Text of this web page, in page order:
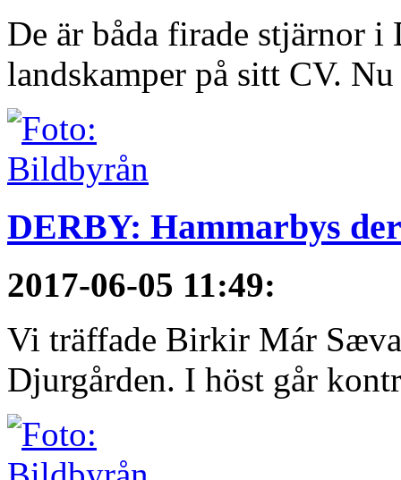
De är båda firade stjärnor i
landskamper på sitt CV.
DERBY: Hammarbys
2017-06-05 11:49:
Vi träffade Birkir Már
Djurgården. I höst går